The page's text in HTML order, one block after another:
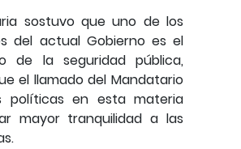
sostuvo que uno de los
del actual Gobierno es el
de la seguridad pública,
el llamado del Mandatario
políticas en esta materia
mayor tranquilidad a las